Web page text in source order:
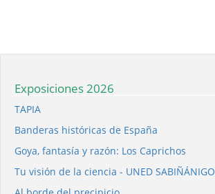
Exposiciones 2026
TAPIA
Banderas históricas de España
Goya, fantasía y razón: Los Caprichos
Tu visión de la ciencia - UNED SABIÑÁNIGO